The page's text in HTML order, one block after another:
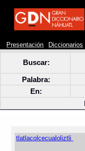
Presentación Diccionarios
Buscar:
Palabra:
En:
tlatlacolcecualoliztli